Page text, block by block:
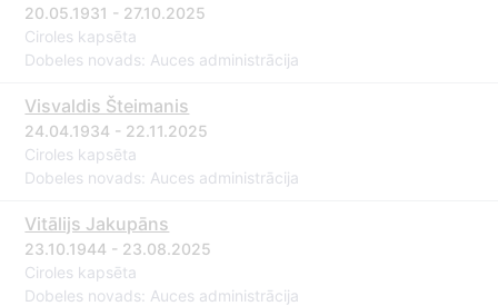
20.05.1931 - 27.10.2025
Ciroles kapsēta
Dobeles novads: Auces administrācija
Visvaldis Šteimanis
24.04.1934 - 22.11.2025
Ciroles kapsēta
Dobeles novads: Auces administrācija
Vitālijs Jakupāns
23.10.1944 - 23.08.2025
Ciroles kapsēta
Dobeles novads: Auces administrācija